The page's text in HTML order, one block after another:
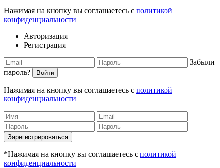
Нажимая на кнопку вы соглашаетесь с политикой
конфиденциальности
Авторизация
Регистрация
Забыли
пароль?
Войти
Нажимая на кнопку вы соглашаетесь с политикой
конфиденциальности
Зарегистрироваться
*Нажимая на кнопку вы соглашаетесь с политикой
конфиденциальности